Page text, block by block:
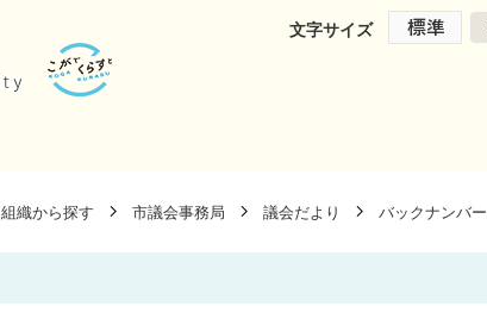
文字サイズ
組織から探す 市議会事務局 議会だより バックナンバー